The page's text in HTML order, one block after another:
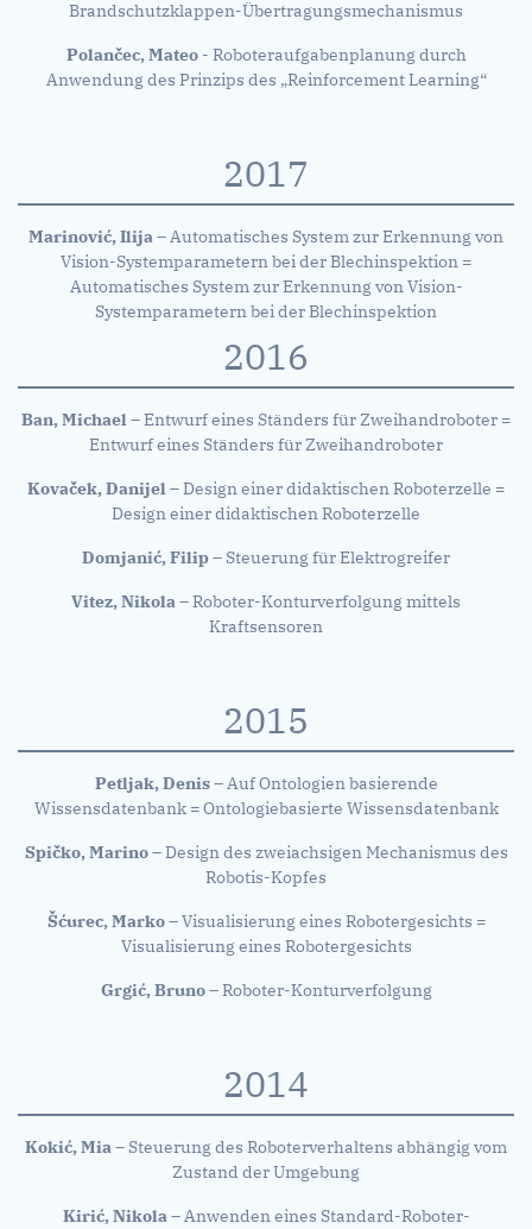
Brandschutzklappen-Übertragungsmechanismus
Polančec, Mateo- Roboteraufgabenplanung durch
Anwendung des Prinzips des „Reinforcement Learning“
2017
Marinović, Ilija– Automatisches System zur Erkennung von
Vision-Systemparametern bei der Blechinspektion =
Automatisches System zur Erkennung von Vision-
Systemparametern bei der Blechinspektion
2016
Ban, Michael– Entwurf eines Ständers für Zweihandroboter =
Entwurf eines Ständers für Zweihandroboter
Kovaček, Danijel– Design einer didaktischen Roboterzelle =
Design einer didaktischen Roboterzelle
Domjanić, Filip– Steuerung für Elektrogreifer
Vitez, Nikola– Roboter-Konturverfolgung mittels
Kraftsensoren
2015
Petljak, Denis– Auf Ontologien basierende
Wissensdatenbank = Ontologiebasierte Wissensdatenbank
Spičko, Marino– Design des zweiachsigen Mechanismus des
Robotis-Kopfes
Šćurec, Marko– Visualisierung eines Robotergesichts =
Visualisierung eines Robotergesichts
Grgić, Bruno– Roboter-Konturverfolgung
2014
Kokić, Mia– Steuerung des Roboterverhaltens abhängig vom
Zustand der Umgebung
Kirić, Nikola– Anwenden eines Standard-Roboter-